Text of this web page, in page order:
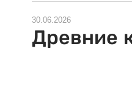
30.06.2026
Древние